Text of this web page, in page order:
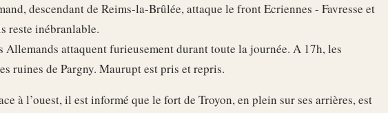
descendant de Reims-la-Brûlée, attaque le front Ecriennes - Favresse et
reste inébranlable.
Allemands attaquent furieusement durant toute la journée. A 17h, les
ruines de Pargny. Maurupt est pris et repris.
à l’ouest, il est informé que le fort de Troyon, en plein sur ses arrières, est